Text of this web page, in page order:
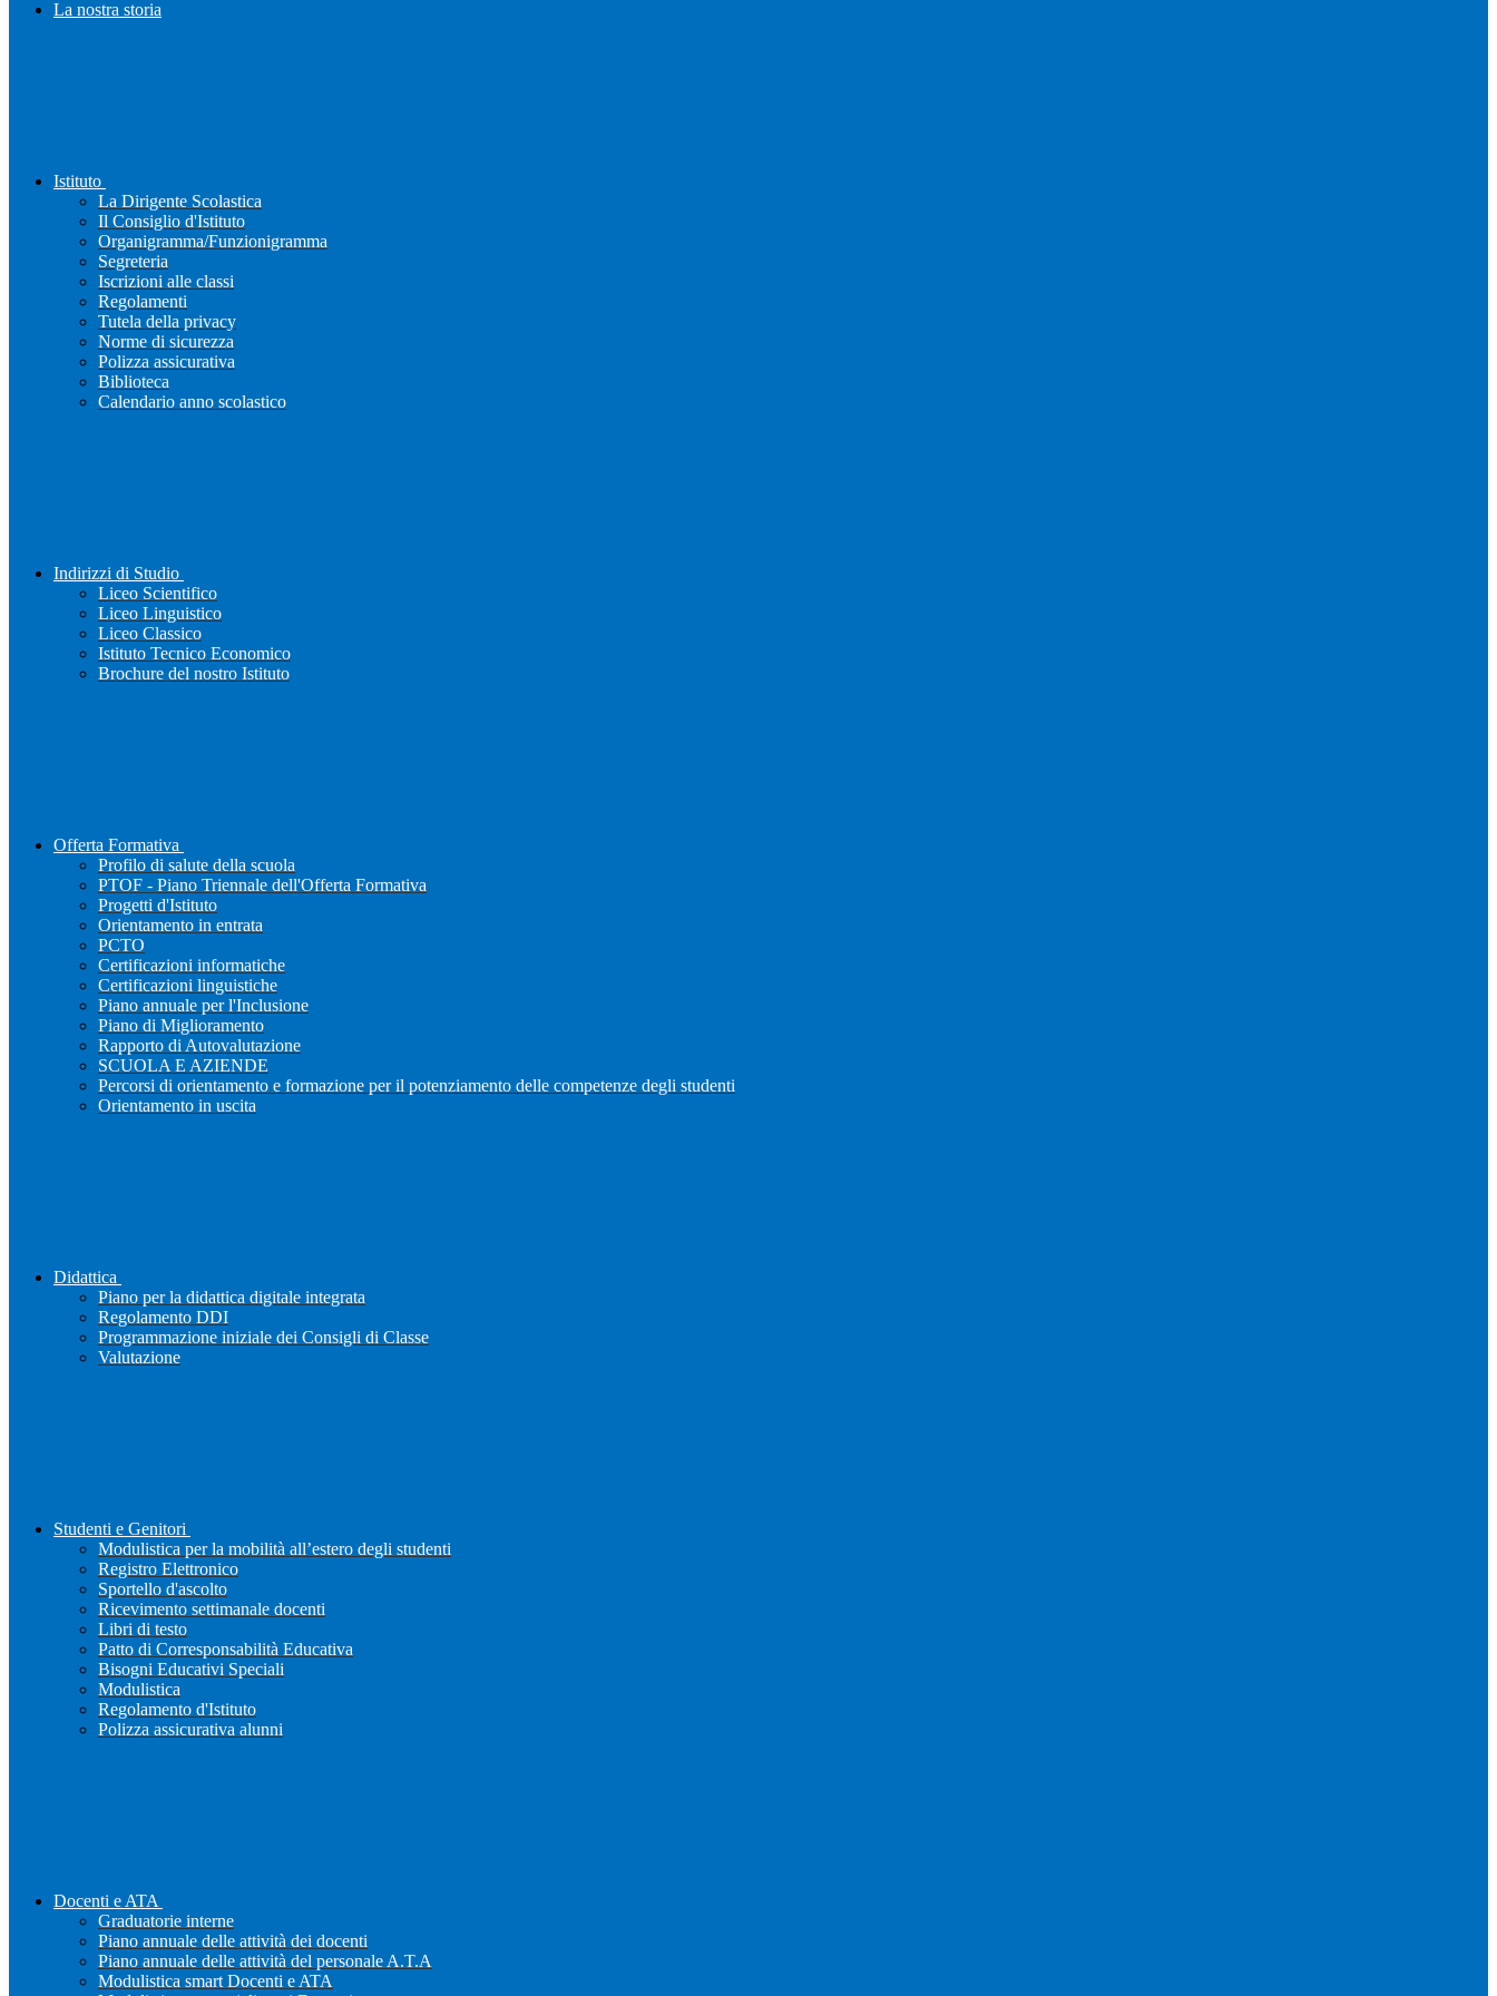
La nostra storia
Istituto
La Dirigente Scolastica
Il Consiglio d'Istituto
Organigramma/Funzionigramma
Segreteria
Iscrizioni alle classi
Regolamenti
Tutela della privacy
Norme di sicurezza
Polizza assicurativa
Biblioteca
Calendario anno scolastico
Indirizzi di Studio
Liceo Scientifico
Liceo Linguistico
Liceo Classico
Istituto Tecnico Economico
Brochure del nostro Istituto
Offerta Formativa
Profilo di salute della scuola
PTOF - Piano Triennale dell'Offerta Formativa
Progetti d'Istituto
Orientamento in entrata
PCTO
Certificazioni informatiche
Certificazioni linguistiche
Piano annuale per l'Inclusione
Piano di Miglioramento
Rapporto di Autovalutazione
SCUOLA E AZIENDE
Percorsi di orientamento e formazione per il potenziamento delle competenze degli studenti
Orientamento in uscita
Didattica
Piano per la didattica digitale integrata
Regolamento DDI
Programmazione iniziale dei Consigli di Classe
Valutazione
Studenti e Genitori
Modulistica per la mobilità all’estero degli studenti
Registro Elettronico
Sportello d'ascolto
Ricevimento settimanale docenti
Libri di testo
Patto di Corresponsabilità Educativa
Bisogni Educativi Speciali
Modulistica
Regolamento d'Istituto
Polizza assicurativa alunni
Docenti e ATA
Graduatorie interne
Piano annuale delle attività dei docenti
Piano annuale delle attività del personale A.T.A
Modulistica smart Docenti e ATA